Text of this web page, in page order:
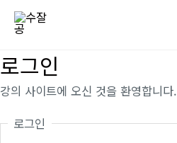
로
건
로그인
강의 사이트에 오신 것을 환영합니다.
로그인